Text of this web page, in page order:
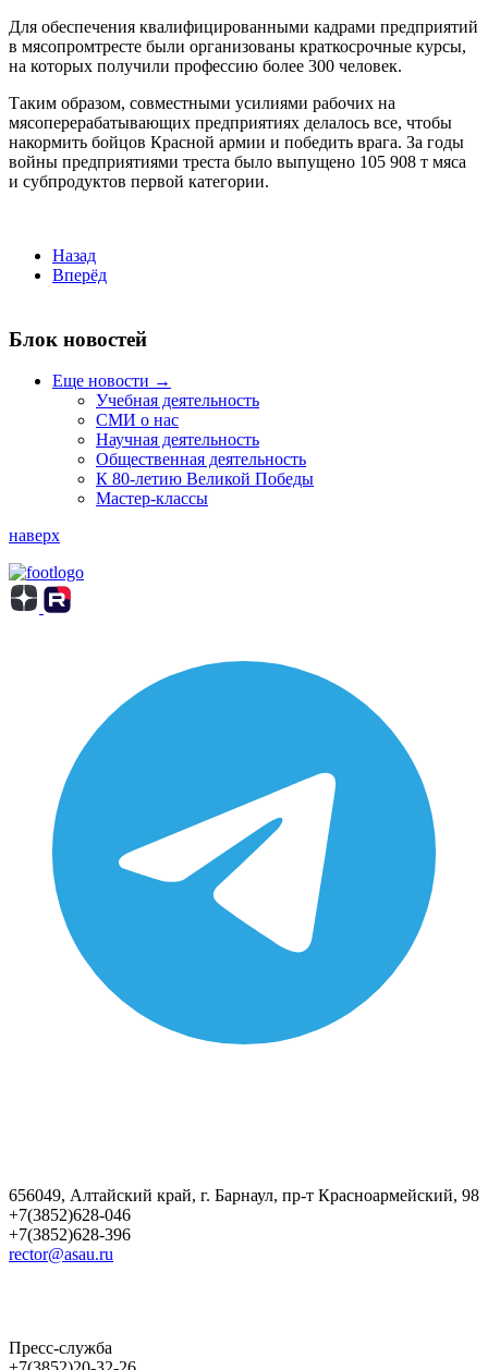
Для обеспечения квалифицированными кадрами предприятий
в мясопромтресте были организованы краткосрочные курсы,
на которых получили профессию более 300 человек.
Таким образом, совместными усилиями рабочих на
мясоперерабатывающих предприятиях делалось все, чтобы
накормить бойцов Красной армии и победить врага. За годы
войны предприятиями треста было выпущено 105 908 т мяса
и субпродуктов первой категории.
Назад
Вперёд
Блок новостей
Еще новости →
Учебная деятельность
СМИ о нас
Научная деятельность
Общественная деятельность
К 80-летию Великой Победы
Мастер-классы
наверх
656049, Алтайский край, г. Барнаул, пр-т Красноармейский, 98
+7(3852)628-046
+7(3852)628-396
rector@asau.ru
Пресс-служба